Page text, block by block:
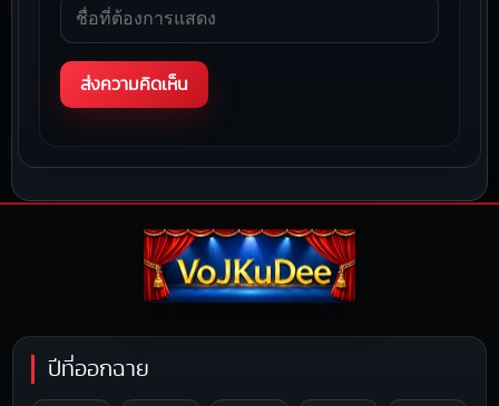
ปีที่ออกฉาย